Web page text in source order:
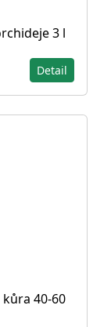
3 l
Detail
kůra 40-60